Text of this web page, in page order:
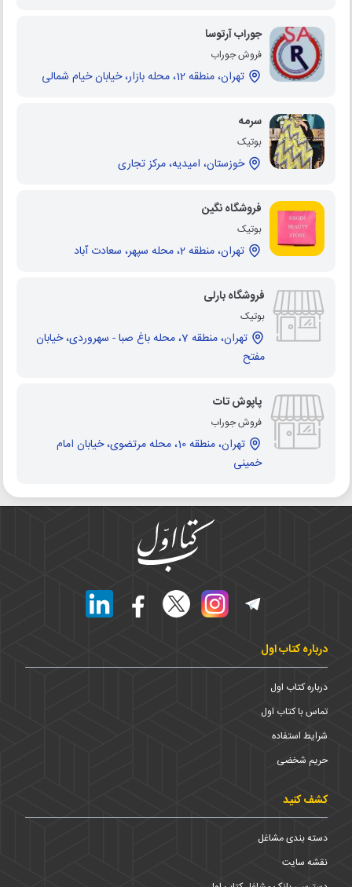
جوراب آرتوسا
فروش جوراب
تهران، منطقه 12، محله بازار، خیابان خیام شمالی
سرمه
بوتیک
خوزستان، امیدیه، مرکز تجاری
فروشگاه نگین
بوتیک
تهران، منطقه 2، محله سپهر، سعادت آباد
فروشگاه بارلی
بوتیک
تهران، منطقه 7، محله باغ صبا - سهروردی، خیابان
مفتح
پاپوش تات
فروش جوراب
تهران، منطقه 10، محله مرتضوی، خیابان امام
خمینی
درباره کتاب اول
درباره کتاب اول
تماس با کتاب اول
شرایط استفاده
حریم شخضی
کشف کنید
دسته بندی مشاغل
نقشه سایت